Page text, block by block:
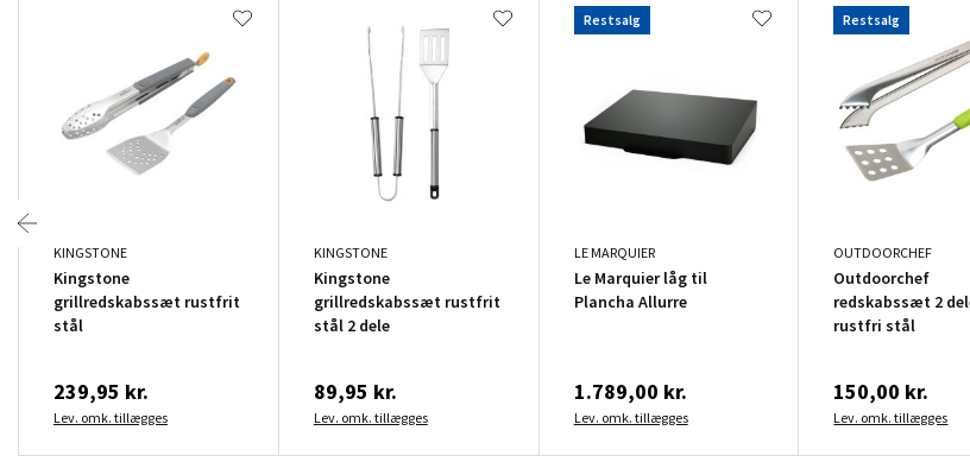
KINGSTONE
Kingstone
grillredskabssæt rustfrit
stål
239,95 kr.
Lev. omk. tillægges
KINGSTONE
Kingstone
grillredskabssæt rustfrit
stål 2 dele
89,95 kr.
Lev. omk. tillægges
Restsalg
LE MARQUIER
Le Marquier låg til
Plancha Allurre
1.789,00 kr.
Lev. omk. tillægges
Restsalg
OUTDOORCHEF
Outdoorchef
redskabssæt 2
rustfri stål
150,00 kr.
Lev. omk. tillægges